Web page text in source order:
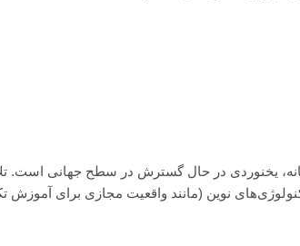
یخنوردی در حال گسترش در سطح جهانی است.
نوین (مانند واقعیت مجازی برای آموزش